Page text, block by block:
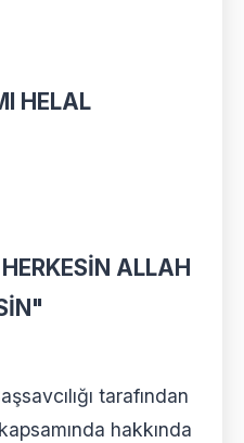
HELAL
ALLAH
tarafından
hakkında